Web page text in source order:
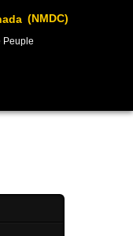
(NMDC)
Peuple